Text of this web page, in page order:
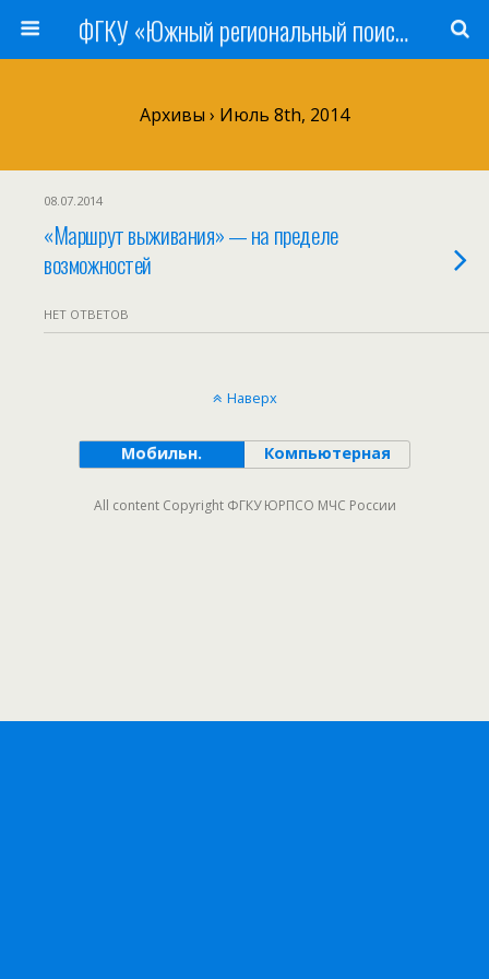
ФГКУ «Южный региональный поисково-спасательный отряд» МЧС России
Архивы › Июль 8th, 2014
08.07.2014
«Маршрут выживания» — на пределе
возможностей
НЕТ ОТВЕТОВ
Наверх
Мобильн. Компьютерная
All content Copyright ФГКУ ЮРПСО МЧС России